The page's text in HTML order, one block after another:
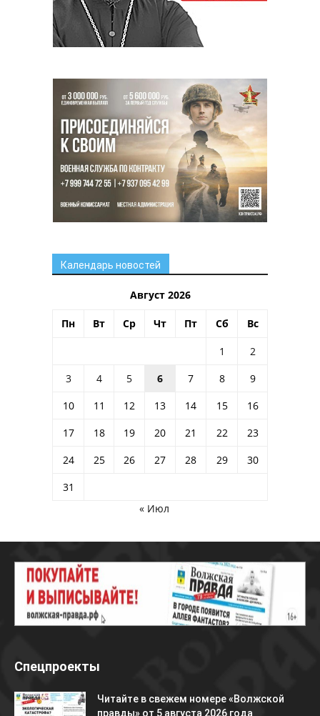
Календарь новостей
Август 2026
Пн Вт Ср Чт Пт Сб Вс
1
2
3
4 5 6 7 8
9
10
11 12 13 14 15
16
17
18 19 20 21 22
23
24
25 26 27 28 29
30
31
« Июл
Спецпроекты
Читайте в свежем номере «Волжской
правды» от 5 августа 2026 года